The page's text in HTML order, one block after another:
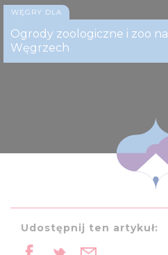
WĘGRY DLA
Ogrody zoologiczne i zoo na
Węgrzech
Udostępnij ten artykuł: